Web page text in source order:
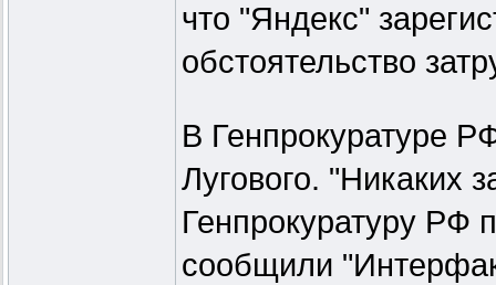
что "Яндекс"
обстоятельство
В Генпрокуратуре
Лугового. "Никаких
Генпрокуратуру РФ
сообщили